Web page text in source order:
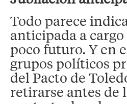
Todo parece
anticipada a
poco futuro. Y en
grupos políticos
del Pacto de
retirarse antes de